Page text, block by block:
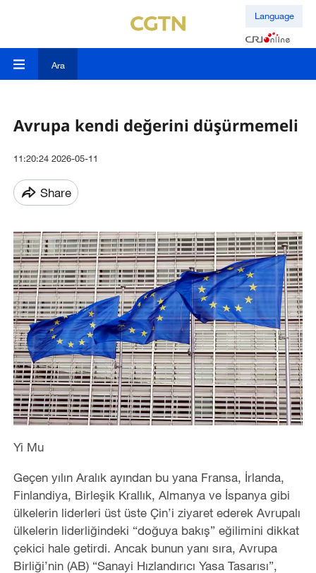
Language
Ara
Avrupa kendi değerini düşürmemeli
11:20:24 2026-05-11
Share
Yi Mu
Geçen yılın Aralık ayından bu yana Fransa, İrlanda,
Finlandiya, Birleşik Krallık, Almanya ve İspanya gibi
ülkelerin liderleri üst üste Çin’i ziyaret ederek Avrupalı
ülkelerin liderliğindeki “doğuya bakış” eğilimini dikkat
çekici hale getirdi. Ancak bunun yanı sıra, Avrupa
Birliği’nin (AB) “Sanayi Hızlandırıcı Yasa Tasarısı”,